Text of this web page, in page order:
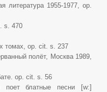
литература 1955-1977, op.
s. 470
томах, op. cit. s. 237
полёт, Москва 1989,
op. cit. s. 56
поет блатные песни [w:]